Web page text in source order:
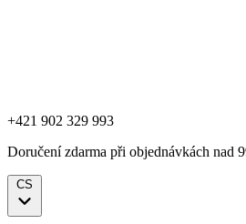
+421 902 329 993
Doručení zdarma při objednávkách nad
CS